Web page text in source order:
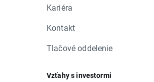
Kariéra
Kontakt
Tlačové oddelenie
Vzťahy s investormi